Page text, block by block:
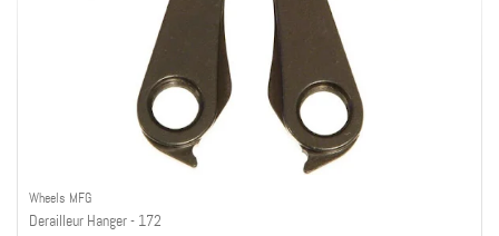
Wheels MFG
Derailleur Hanger - 172